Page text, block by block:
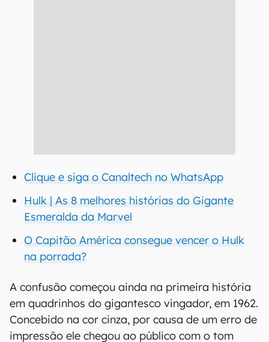
Clique e siga o Canaltech no WhatsApp
Hulk | As 8 melhores histórias do Gigante
Esmeralda da Marvel
O Capitão América consegue vencer o Hulk
na porrada?
A confusão começou ainda na primeira história
em quadrinhos do gigantesco vingador, em 1962.
Concebido na cor cinza, por causa de um erro de
impressão ele chegou ao público com o tom